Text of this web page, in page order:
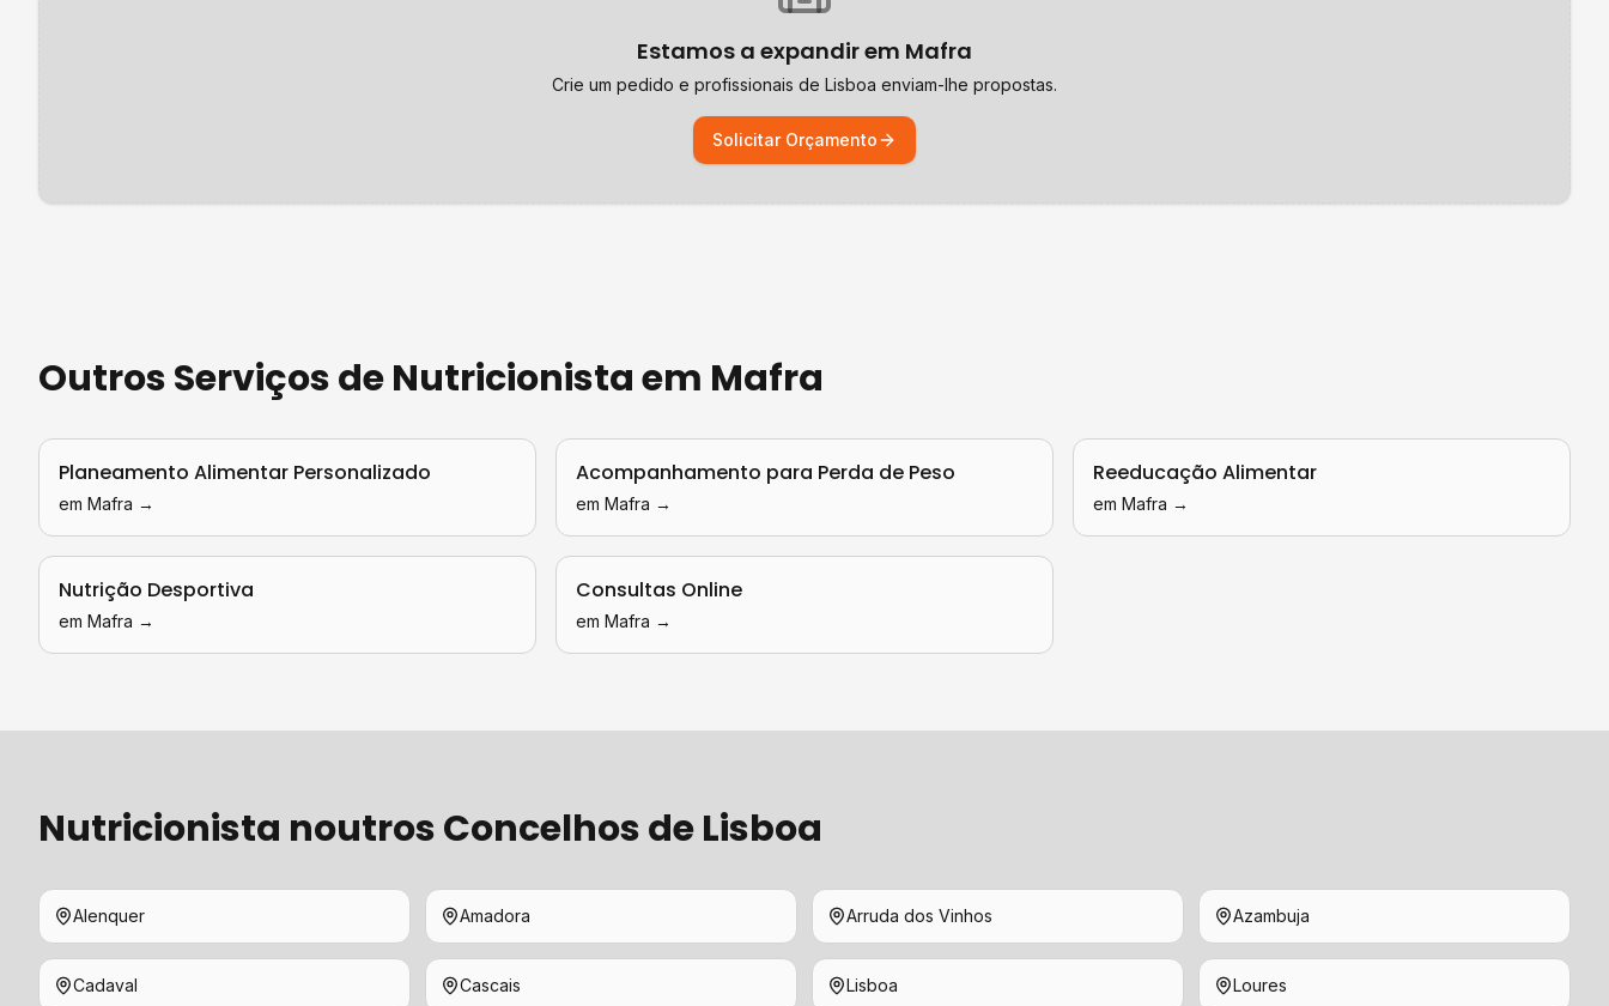
Estamos a expandir em Mafra
Crie um pedido e profissionais de Lisboa enviam-lhe propostas.
Solicitar Orçamento
Outros Serviços deNutricionistaem Mafra
Planeamento Alimentar Personalizado
em Mafra →
Acompanhamento para Perda de Peso
em Mafra →
Reeducação Alimentar
em Mafra →
Nutrição Desportiva
em Mafra →
Consultas Online
em Mafra →
Nutricionista noutros Concelhos deLisboa
Alenquer Amadora Arruda dos Vinhos Azambuja
Cadaval Cascais Lisboa Loures